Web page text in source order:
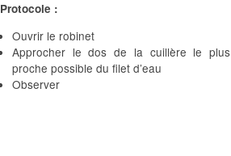
Protocole :
Ouvrir le robinet
Approcher le dos de la cuillère le plus
proche possible du filet d’eau
Observer